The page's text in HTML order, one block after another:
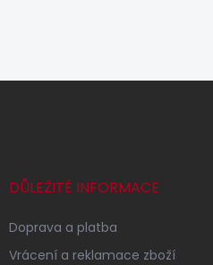
Z
DŮLEŽITÉ INFORMACE
Doprava a platba
Vrácení a reklamace zboží